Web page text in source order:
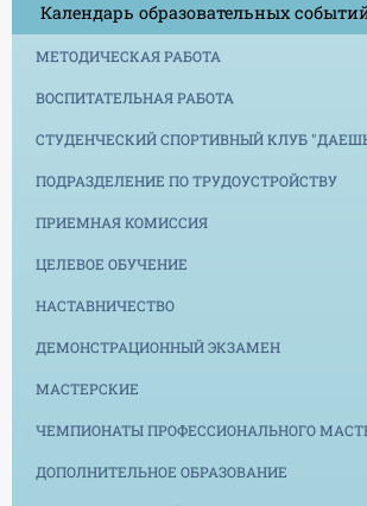
Календарь образовательных
МЕТОДИЧЕСКАЯ РАБОТА
ВОСПИТАТЕЛЬНАЯ РАБОТА
СТУДЕНЧЕСКИЙ СПОРТИВНЫЙ КЛУБ
ПОДРАЗДЕЛЕНИЕ ПО ТРУДОУСТРОЙСТВУ
ПРИЕМНАЯ КОМИССИЯ
ЦЕЛЕВОЕ ОБУЧЕНИЕ
НАСТАВНИЧЕСТВО
ДЕМОНСТРАЦИОННЫЙ ЭКЗАМЕН
МАСТЕРСКИЕ
ЧЕМПИОНАТЫ ПРОФЕССИОНАЛЬНОГО
ДОПОЛНИТЕЛЬНОЕ ОБРАЗОВАНИЕ